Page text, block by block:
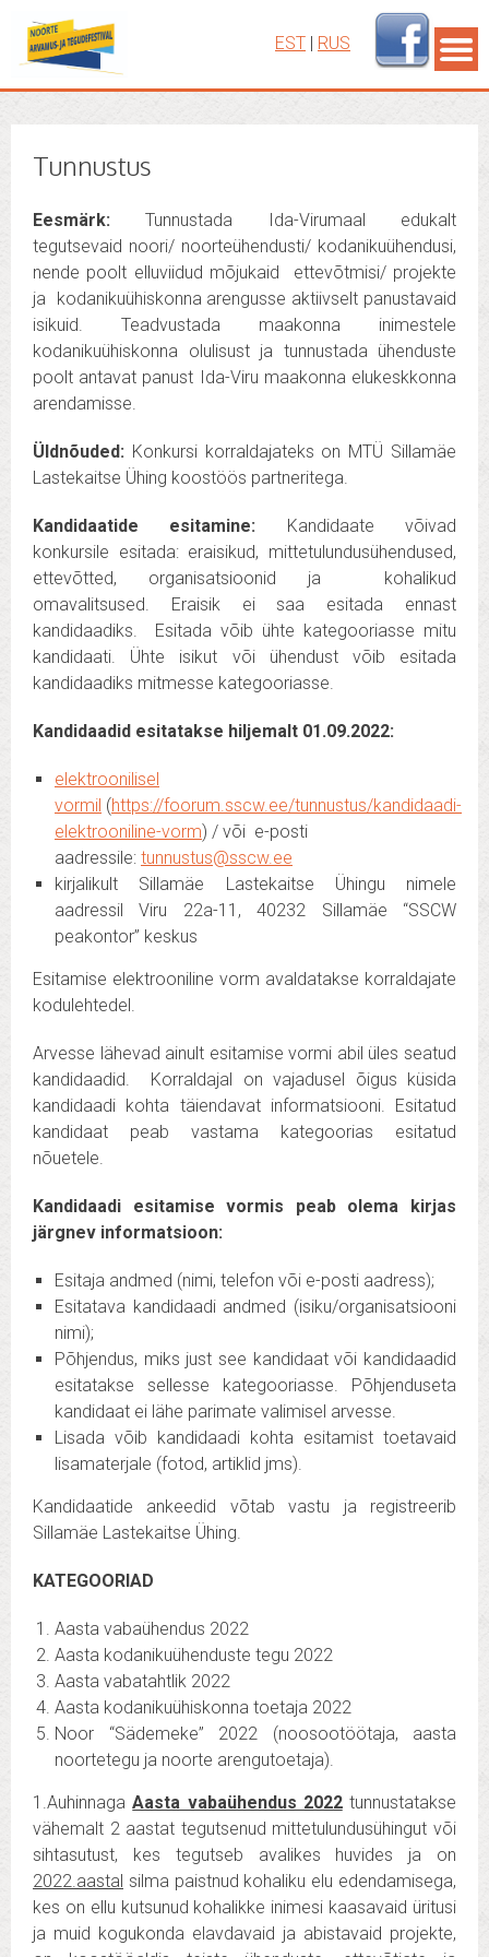
EST | RUS
Tunnustus
Eesmärk:
Tunnustada Ida-Virumaal edukalt
tegutsevaid noori/ noorteühendusti/ kodanikuühendusi,
nende poolt elluviidud mõjukaid ettevõtmisi/ projekte
ja kodanikuühiskonna arengusse aktiivselt panustavaid
isikuid. Teadvustada maakonna inimestele
kodanikuühiskonna olulisust ja tunnustada ühenduste
poolt antavat panust Ida-Viru maakonna elukeskkonna
arendamisse.
Üldnõuded: Konkursi korraldajateks on MTÜ Sillamäe
Lastekaitse Ühing koostöös partneritega.
Kandidaatide esitamine:
Kandidaate võivad
konkursile esitada: eraisikud, mittetulundusühendused,
ettevõtted, organisatsioonid ja kohalikud
omavalitsused.
Eraisik ei saa esitada ennast
kandidaadiks. Esitada võib ühte kategooriasse mitu
kandidaati. Ühte isikut või ühendust võib esitada
kandidaadiks mitmesse kategooriasse.
Kandidaadid esitatakse hiljemalt 01.09.2022:
elektroonilisel
vormil (https://foorum.sscw.ee/tunnustus/kandidaadi-
elektrooniline-vorm) / või e-posti
aadressile: tunnustus@sscw.ee
kirjalikult Sillamäe Lastekaitse Ühingu nimele
aadressil Viru 22a-11, 40232 Sillamäe “SSCW
peakontor” keskus
Esitamise elektrooniline vorm avaldatakse korraldajate
kodulehtedel.
Arvesse lähevad ainult esitamise vormi abil üles seatud
kandidaadid. Korraldajal on vajadusel õigus küsida
kandidaadi kohta täiendavat informatsiooni. Esitatud
kandidaat peab vastama kategoorias esitatud
nõuetele.
Kandidaadi esitamise vormis peab olema kirjas
järgnev informatsioon:
Esitaja andmed (nimi, telefon või e-posti aadress);
Esitatava kandidaadi andmed (isiku/organisatsiooni
nimi);
Põhjendus, miks just see kandidaat või kandidaadid
esitatakse sellesse kategooriasse. Põhjenduseta
kandidaat ei lähe parimate valimisel arvesse.
Lisada võib kandidaadi kohta esitamist toetavaid
lisamaterjale (fotod, artiklid jms).
Kandidaatide ankeedid võtab vastu ja registreerib
Sillamäe Lastekaitse Ühing.
KATEGOORIAD
Aasta vabaühendus 2022
Aasta kodanikuühenduste tegu 2022
Aasta vabatahtlik 2022
Aasta kodanikuühiskonna toetaja 2022
Noor “Sädemeke” 2022 (noosootöötaja, aasta
noortetegu ja noorte arengutoetaja).
1.Auhinnaga Aasta vabaühendus 2022tunnustatakse
vähemalt 2 aastat tegutsenud mittetulundusühingut või
sihtasutust, kes tegutseb avalikes huvides ja on
2022.aastal silma paistnud kohaliku elu edendamisega,
kes on ellu kutsunud kohalikke inimesi kaasavaid üritusi
ja muid kogukonda elavdavaid ja abistavaid projekte,